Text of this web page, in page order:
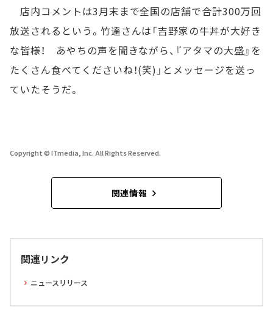
店内コメントは3月末まで全国の店舗で合計300万回
放送されるという。竹達さんは「吉野家の牛丼が大好き
な皆様！ あやちの声を聞きながら、『アタマの大盛』を
たくさん食べてくださいね！(笑)」とメッセージを送っ
ていたそうだ。
Copyright © ITmedia, Inc. All Rights Reserved.
関連情報
関連リンク
ニュースリリース